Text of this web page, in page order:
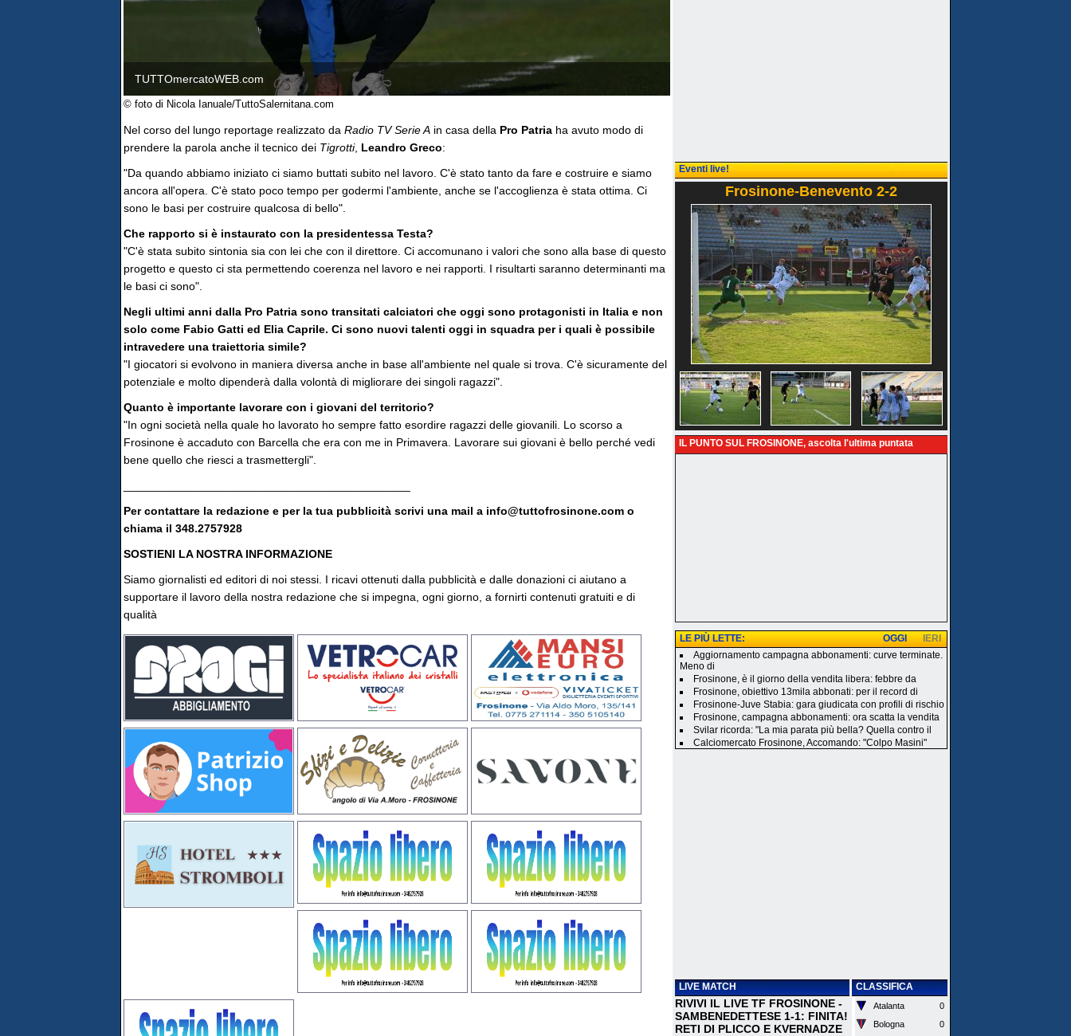
TUTTOmercatoWEB.com
© foto di Nicola Ianuale/TuttoSalernitana.com
Nel corso del lungo reportage realizzato da Radio TV Serie A in casa della Pro Patria ha avuto modo di
prendere la parola anche il tecnico dei Tigrotti, Leandro Greco:
"Da quando abbiamo iniziato ci siamo buttati subito nel lavoro. C'è stato tanto da fare e costruire e siamo
ancora all'opera. C'è stato poco tempo per godermi l'ambiente, anche se l'accoglienza è stata ottima. Ci
sono le basi per costruire qualcosa di bello".
Che rapporto si è instaurato con la presidentessa Testa?
"C'è stata subito sintonia sia con lei che con il direttore. Ci accomunano i valori che sono alla base di questo
progetto e questo ci sta permettendo coerenza nel lavoro e nei rapporti. I risultarti saranno determinanti ma
le basi ci sono".
Negli ultimi anni dalla Pro Patria sono transitati calciatori che oggi sono protagonisti in Italia e non
solo come Fabio Gatti ed Elia Caprile. Ci sono nuovi talenti oggi in squadra per i quali è possibile
intravedere una traiettoria simile?
"I giocatori si evolvono in maniera diversa anche in base all'ambiente nel quale si trova. C'è sicuramente del
potenziale e molto dipenderà dalla volontà di migliorare dei singoli ragazzi".
Quanto è importante lavorare con i giovani del territorio?
"In ogni società nella quale ho lavorato ho sempre fatto esordire ragazzi delle giovanili. Lo scorso a
Frosinone è accaduto con Barcella che era con me in Primavera. Lavorare sui giovani è bello perché vedi
bene quello che riesci a trasmettergli".
Per contattare la redazione e per la tua pubblicità scrivi una mail a info@tuttofrosinone.com o
chiama il 348.2757928
SOSTIENI LA NOSTRA INFORMAZIONE
Siamo giornalisti ed editori di noi stessi. I ricavi ottenuti dalla pubblicità e dalle donazioni ci aiutano a
supportare il lavoro della nostra redazione che si impegna, ogni giorno, a fornirti contenuti gratuiti e di
qualità
Eventi live!
Frosinone-Benevento 2-2
IL PUNTO SUL FROSINONE, ascolta l'ultima puntata
LE PIÙ LETTE: IERI
OGGI
Aggiornamento campagna abbonamenti: curve terminate.
Meno di
Frosinone, è il giorno della vendita libera: febbre da
Frosinone, obiettivo 13mila abbonati: per il record di
Frosinone-Juve Stabia: gara giudicata con profili di rischio
Frosinone, campagna abbonamenti: ora scatta la vendita
Svilar ricorda: "La mia parata più bella? Quella contro il
Calciomercato Frosinone, Accomando: "Colpo Masini"
LIVE MATCH
RIVIVI IL LIVE TF FROSINONE -
SAMBENEDETTESE 1-1: FINITA!
RETI DI PLICCO E KVERNADZE
CLASSIFICA
Atalanta
0
Bologna
0